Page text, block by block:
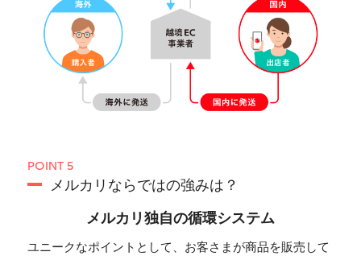
POINT 5
メルカリならではの強みは？
メルカリ独自の循環システム
ユニークなポイントとして、お客さまが商品を販売して